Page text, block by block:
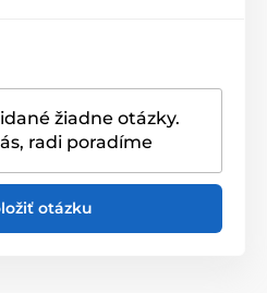
v kategóriách
kávové servisy
žiadne otázky.
radi poradíme
otázku